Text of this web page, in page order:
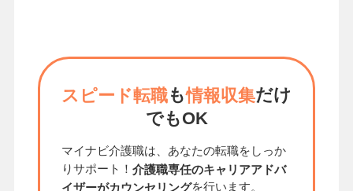
スピード転職も情報収集だけ
でもOK
マイナビ介護職は、あなたの転職をしっか
りサポート！ 介護職専任のキャリアアドバ
イザーがカウンセリングを行います。